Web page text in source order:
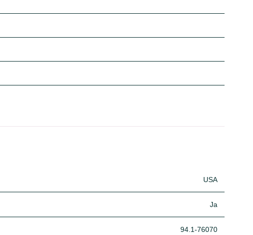
USA
Ja
94.1-76070